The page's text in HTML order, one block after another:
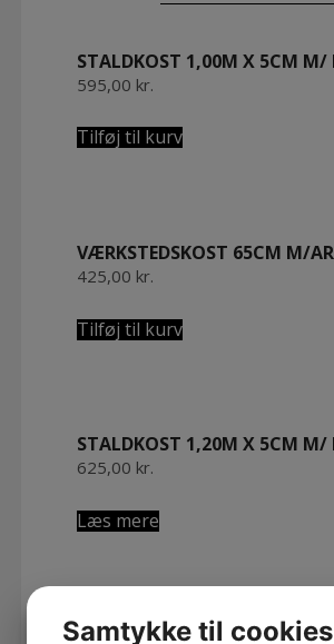
595,00 kr.
Tilføj til kurv
425,00 kr.
Tilføj til kurv
625,00 kr.
Læs mere
Samtykke til cookies